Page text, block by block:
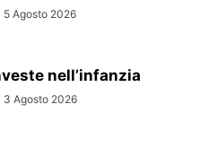
5 Agosto 2026
nell’infanzia
3 Agosto 2026